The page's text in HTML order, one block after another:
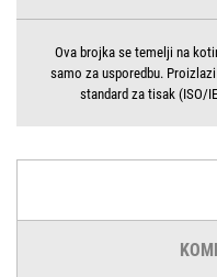
Ova brojka se temelji na
samo za usporedbu.
standard za tisak (ISO/